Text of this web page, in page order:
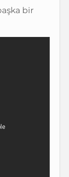
bir